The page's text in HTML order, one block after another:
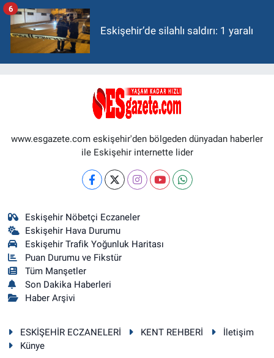
Eskişehir’de silahlı saldırı: 1 yaralı
6
www.esgazete.com eskişehir'den bölgeden dünyadan haberler
ile Eskişehir internette lider
Eskişehir Nöbetçi Eczaneler
Eskişehir Hava Durumu
Eskişehir Trafik Yoğunluk Haritası
Puan Durumu ve Fikstür
Tüm Manşetler
Son Dakika Haberleri
Haber Arşivi
ESKİŞEHİR ECZANELERİ KENT REHBERİ
İletişim
Künye